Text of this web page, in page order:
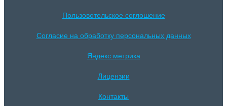
Пользовотельское соглошение
Согласие на обработку персональных данных
Яндекс метрика
Лицензии
Контакты